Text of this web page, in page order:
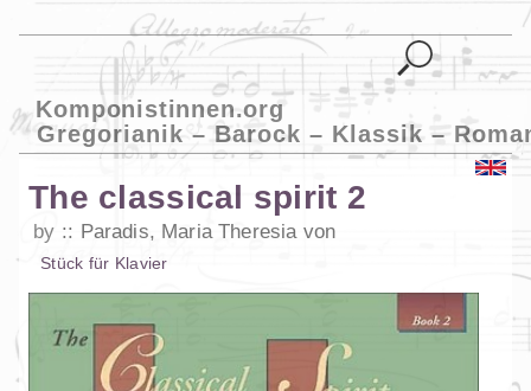
Komponistinnen.org
Gregorianik – Barock – Klassik –
The classical spirit 2
by Paradis, Maria Theresia von
Stück für Klavier